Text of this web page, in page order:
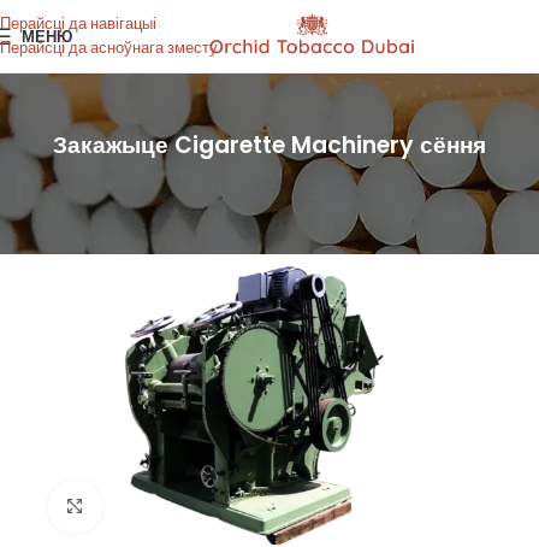
Перайсці да навігацыі
Перайсці да асноўнага зместу
МЕНЮ
Закажыце Cigarette Machinery сёння
Націсніце, каб павялічыць